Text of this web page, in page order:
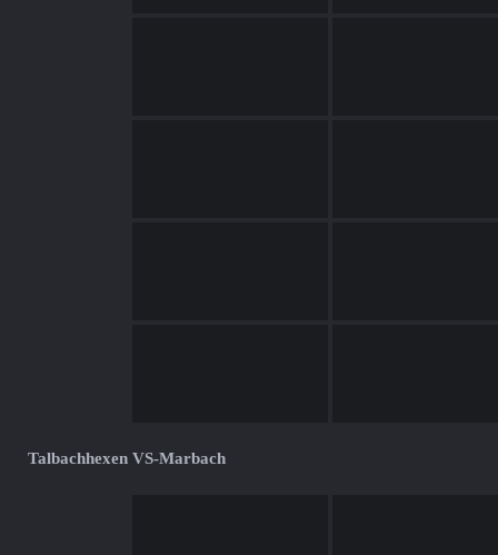
Talbachhexen VS-Marbach